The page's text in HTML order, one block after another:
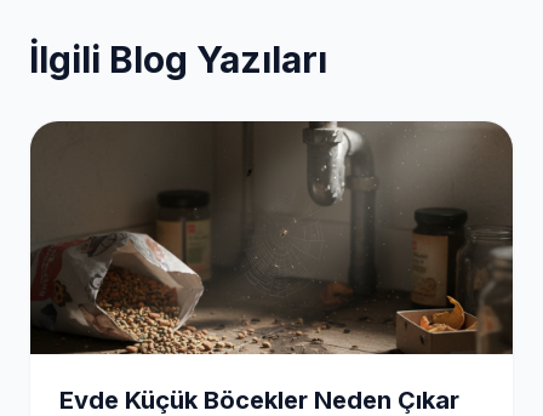
İlgili Blog Yazıları
Evde Küçük Böcekler Neden Çıkar